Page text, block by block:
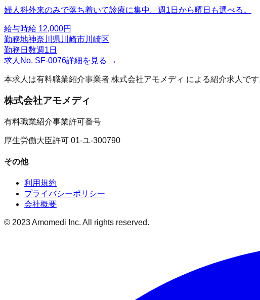
婦人科外来のみで落ち着いて診療に集中。週1日から曜日も選べる。
給与時給 12,000円
勤務地神奈川県川崎市川崎区
勤務日数週1日
求人No. SF-0076詳細を見る →
本求人は有料職業紹介事業者 株式会社アモメディ による紹介求人で
株式会社アモメディ
有料職業紹介事業許可番号
厚生労働大臣許可 01-ユ-300790
その他
利用規約
プライバシーポリシー
会社概要
© 2023 Amomedi Inc. All rights reserved.